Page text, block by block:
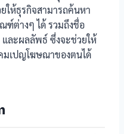
ให้ธุรกิจสามารถค้นหา
ฑ์ต่างๆ ได้ รวมถึงชื่อ
ละผลลัพธ์ ซึ่งจะช่วยให้
มเปญโฆษณาของตนได้